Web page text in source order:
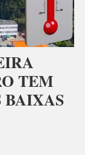
TEM
BAIXAS